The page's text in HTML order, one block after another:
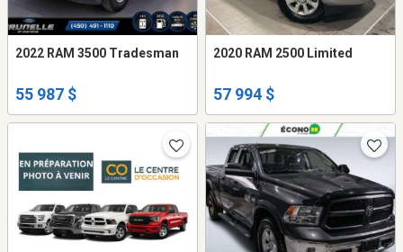
2022 RAM 3500 Tradesman
55 987 $
2020 RAM 2500 Limited
57 994 $